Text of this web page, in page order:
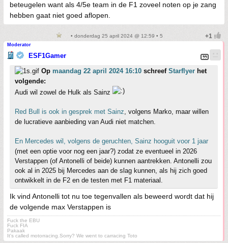
beteugelen want als 4/5e team in de F1 zoveel noten op je zang
hebben gaat niet goed aflopen.
• donderdag 25 april 2024 @ 12:59 • 5
Moderator
ESF1Gamer
Op maandag 22 april 2024 16:10 schreef Starflyer het
volgende:
Audi wil zowel de Hulk als Sainz
Red Bull is ook in gesprek met Sainz, volgens Marko, maar willen
de lucratieve aanbieding van Audi niet matchen.
En Mercedes wil, volgens de geruchten, Sainz hooguit voor 1 jaar
(met een optie voor nog een jaar?) zodat ze eventueel in 2026
Verstappen (of Antonelli of beide) kunnen aantrekken. Antonelli zou
ook al in 2025 bij Mercedes aan de slag kunnen, als hij zich goed
ontwikkelt in de F2 en de testen met F1 materiaal.
Ik vind Antonelli tot nu toe tegenvallen als beweerd wordt dat hij
de volgende max Verstappen is
Fuck the EBU
Fuck FIA
Pakaak
It's called motorracing.Sorry? We went to carracing Toto